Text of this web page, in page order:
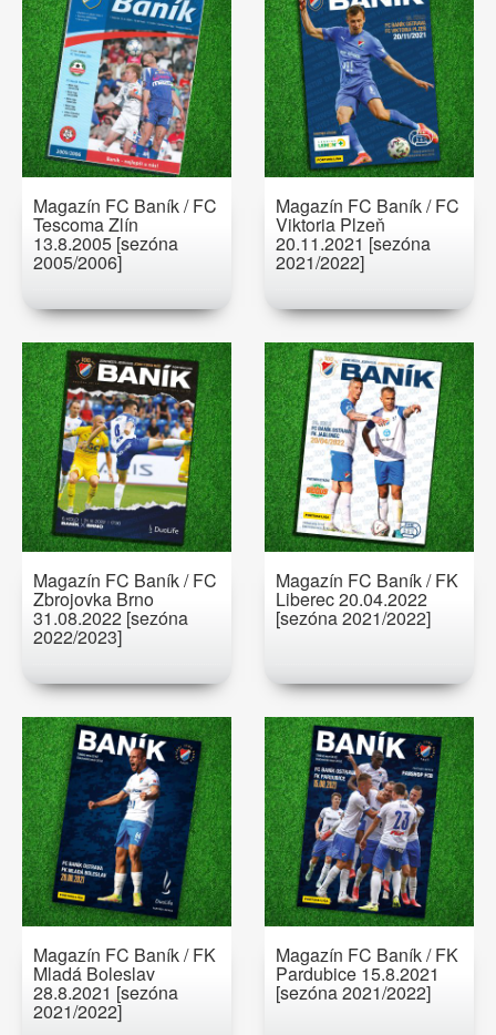
Magazín FC Baník / FC
Tescoma Zlín
13.8.2005 [sezóna
2005/2006]
Magazín FC Baník / FC
Viktoria Plzeň
20.11.2021 [sezóna
2021/2022]
Magazín FC Baník / FC
Zbrojovka Brno
31.08.2022 [sezóna
2022/2023]
Magazín FC Baník / FK
Liberec 20.04.2022
[sezóna 2021/2022]
Magazín FC Baník / FK
Mladá Boleslav
28.8.2021 [sezóna
2021/2022]
Magazín FC Baník / FK
Pardubice 15.8.2021
[sezóna 2021/2022]